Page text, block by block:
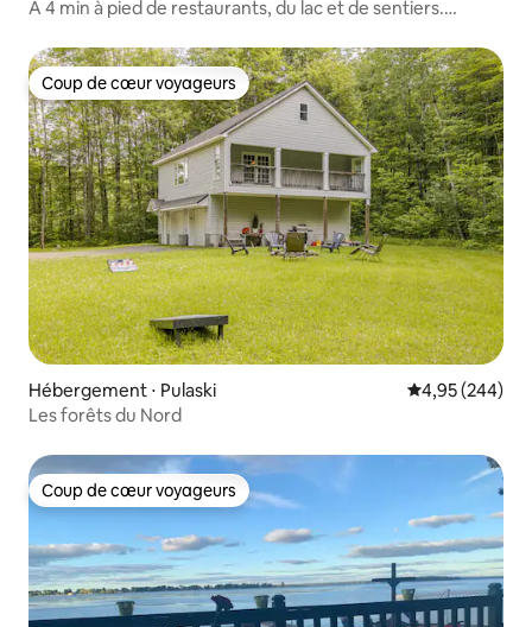
À 4 min à pied de restaurants, du lac et de sentiers.
Coup de cœur voyageurs
Coup de cœur voyageurs
Hébergement ⋅ Pulaski Évaluation
4,95 (244)
Les forêts du Nord
Coup de cœur voyageurs
Coup de cœur voyageurs